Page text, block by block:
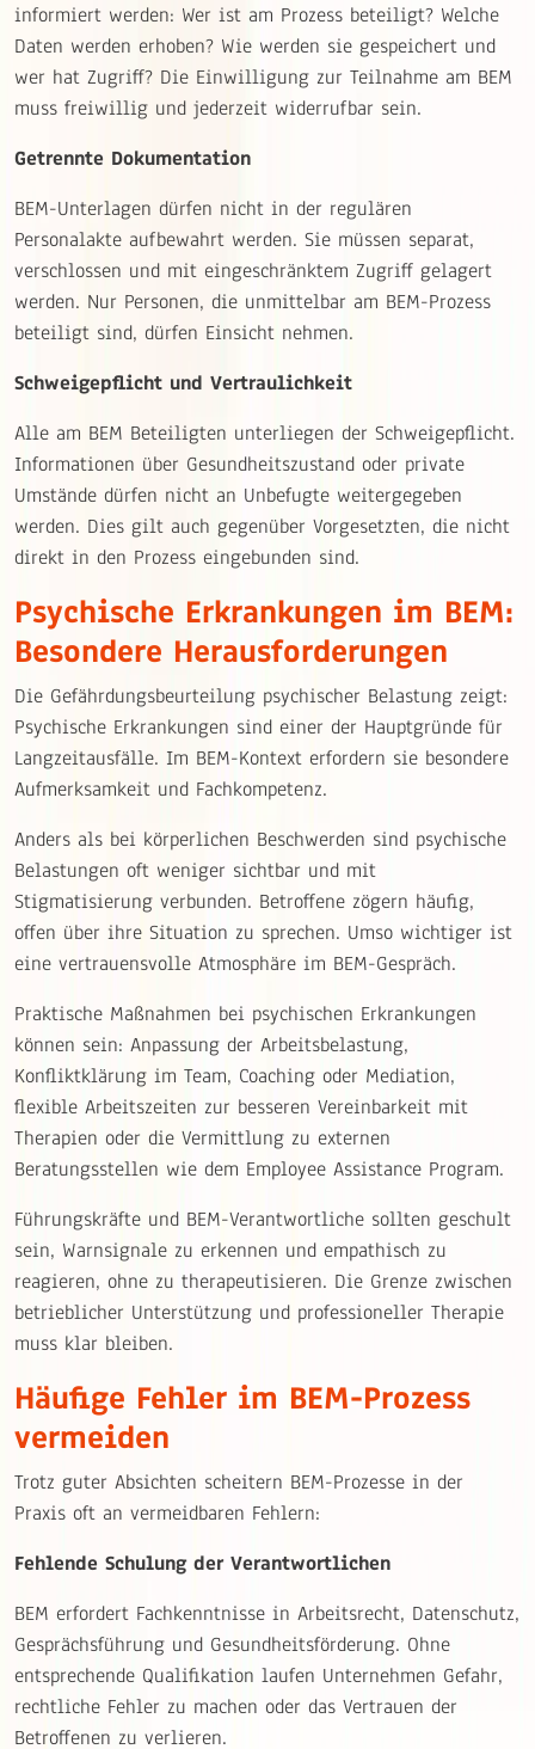
informiert werden: Wer ist am Prozess beteiligt? Welche
Daten werden erhoben? Wie werden sie gespeichert und
wer hat Zugriff? Die Einwilligung zur Teilnahme am BEM
muss freiwillig und jederzeit widerrufbar sein.
Getrennte Dokumentation
BEM-Unterlagen dürfen nicht in der regulären
Personalakte aufbewahrt werden. Sie müssen separat,
verschlossen und mit eingeschränktem Zugriff gelagert
werden. Nur Personen, die unmittelbar am BEM-Prozess
beteiligt sind, dürfen Einsicht nehmen.
Schweigepflicht und Vertraulichkeit
Alle am BEM Beteiligten unterliegen der Schweigepflicht.
Informationen über Gesundheitszustand oder private
Umstände dürfen nicht an Unbefugte weitergegeben
werden. Dies gilt auch gegenüber Vorgesetzten, die nicht
direkt in den Prozess eingebunden sind.
Psychische Erkrankungen im BEM:
Besondere Herausforderungen
Die Gefährdungsbeurteilung psychischer Belastung zeigt:
Psychische Erkrankungen sind einer der Hauptgründe für
Langzeitausfälle. Im BEM-Kontext erfordern sie besondere
Aufmerksamkeit und Fachkompetenz.
Anders als bei körperlichen Beschwerden sind psychische
Belastungen oft weniger sichtbar und mit
Stigmatisierung verbunden. Betroffene zögern häufig,
offen über ihre Situation zu sprechen. Umso wichtiger ist
eine vertrauensvolle Atmosphäre im BEM-Gespräch.
Praktische Maßnahmen bei psychischen Erkrankungen
können sein: Anpassung der Arbeitsbelastung,
Konfliktklärung im Team, Coaching oder Mediation,
flexible Arbeitszeiten zur besseren Vereinbarkeit mit
Therapien oder die Vermittlung zu externen
Beratungsstellen wie dem Employee Assistance Program.
Führungskräfte und BEM-Verantwortliche sollten geschult
sein, Warnsignale zu erkennen und empathisch zu
reagieren, ohne zu therapeutisieren. Die Grenze zwischen
betrieblicher Unterstützung und professioneller Therapie
muss klar bleiben.
Häufige Fehler im BEM-Prozess
vermeiden
Trotz guter Absichten scheitern BEM-Prozesse in der
Praxis oft an vermeidbaren Fehlern:
Fehlende Schulung der Verantwortlichen
BEM erfordert Fachkenntnisse in Arbeitsrecht, Datenschutz,
Gesprächsführung und Gesundheitsförderung. Ohne
entsprechende Qualifikation laufen Unternehmen Gefahr,
rechtliche Fehler zu machen oder das Vertrauen der
Betroffenen zu verlieren.